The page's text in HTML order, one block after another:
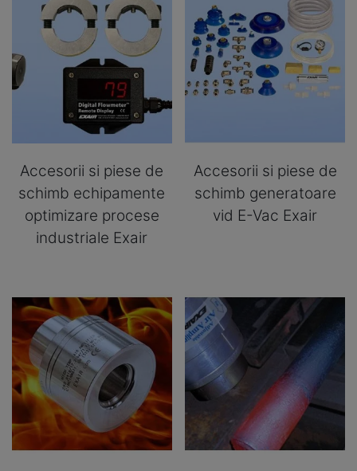
Accesorii si piese de
schimb echipamente
optimizare procese
industriale Exair
Accesorii si piese de
schimb generatoare
vid E-Vac Exair